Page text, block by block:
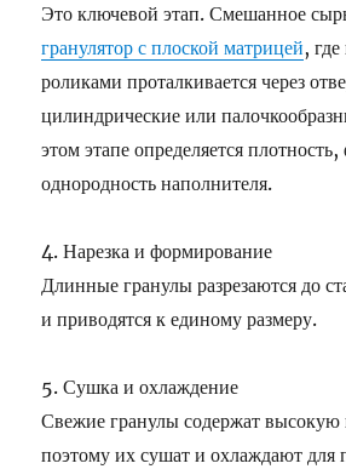
Это ключевой этап. Смешанное
гранулятор с плоской матрицей,
роликами проталкивается через
цилиндрические или
этом этапе определяется
однородность наполнителя.
4. Нарезка и формирование
Длинные гранулы разрезаются до
и приводятся к единому размеру.
5. Сушка и охлаждение
Свежие гранулы содержат высокую
поэтому их сушат и охлаждают для